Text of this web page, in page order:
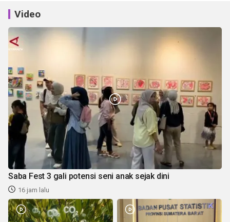
Video
Saba Fest 3 gali potensi seni anak sejak dini
16 jam lalu